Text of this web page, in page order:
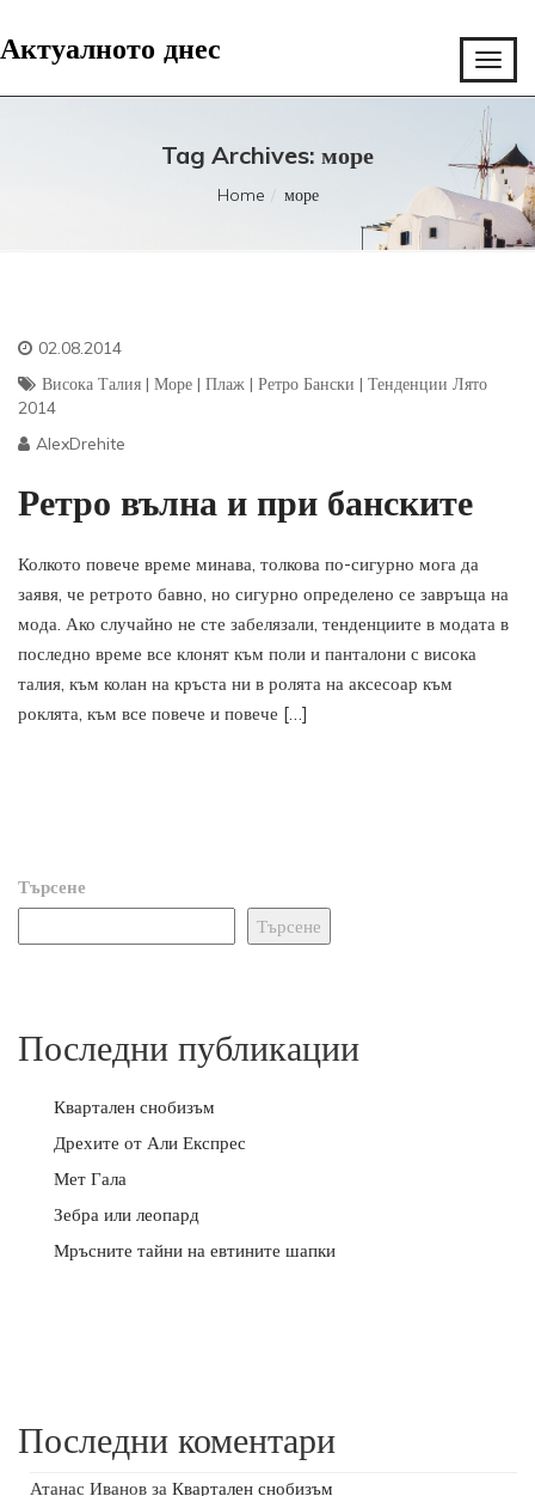
Актуалното днес
Tag Archives: море
Home море
02.08.2014
Висока Талия | Море | Плаж | Ретро Бански | Тенденции Лято
2014
AlexDrehite
Ретро вълна и при банските
Колкото повече време минава, толкова по-сигурно мога да
заявя, че ретрото бавно, но сигурно определено се завръща на
мода. Ако случайно не сте забелязали, тенденциите в модата в
последно време все клонят към поли и панталони с висока
талия, към колан на кръста ни в ролята на аксесоар към
роклята, към все повече и повече […]
Търсене
Търсене
Последни публикации
Квартален снобизъм
Дрехите от Али Експрес
Мет Гала
Зебра или леопард
Мръсните тайни на евтините шапки
Последни коментари
Атанас Иванов за Квартален снобизъм